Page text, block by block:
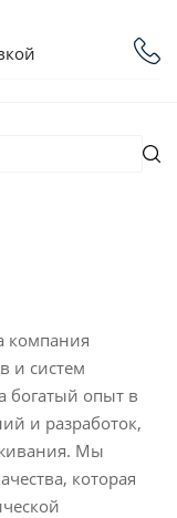
компания
и систем
богатый опыт в
и разработок,
Мы
которая